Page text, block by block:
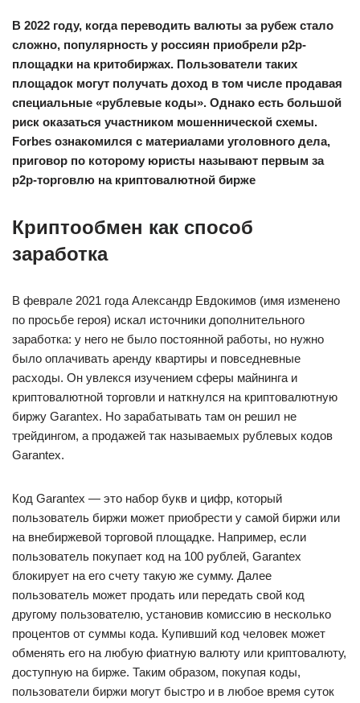
В 2022 году, когда переводить валюты за рубеж стало
сложно, популярность у россиян приобрели р2p-
площадки на критобиржах. Пользователи таких
площадок могут получать доход в том числе продавая
специальные «рублевые коды». Однако есть большой
риск оказаться участником мошеннической схемы.
Forbes ознакомился c материалами уголовного дела,
приговор по которому юристы называют первым за
p2p-торговлю на криптовалютной бирже
Криптообмен как способ
заработка
В феврале 2021 года Александр Евдокимов (имя изменено
по просьбе героя) искал источники дополнительного
заработка: у него не было постоянной работы, но нужно
было оплачивать аренду квартиры и повседневные
расходы. Он увлекся изучением сферы майнинга и
криптовалютной торговли и наткнулся на криптовалютную
биржу Garantex. Но зарабатывать там он решил не
трейдингом, а продажей так называемых рублевых кодов
Garantex.
Код Garantex — это набор букв и цифр, который
пользователь биржи может приобрести у самой биржи или
на внебиржевой торговой площадке. Например, если
пользователь покупает код на 100 рублей, Garantex
блокирует на его счету такую же сумму. Далее
пользователь может продать или передать свой код
другому пользователю, установив комиссию в несколько
процентов от суммы кода. Купивший код человек может
обменять его на любую фиатную валюту или криптовалюту,
доступную на бирже. Таким образом, покупая коды,
пользователи биржи могут быстро и в любое время суток